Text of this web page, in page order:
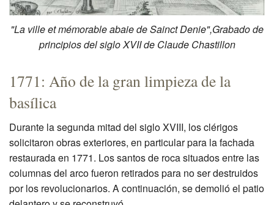
"La ville et mémorable abaie de Sainct Denie",Grabado de
principios del siglo XVII de Claude Chastillon
1771: Año de la gran limpieza de la
basílica
Durante la segunda mitad del siglo XVIII, los clérigos
solicitaron obras exteriores, en particular para la fachada
restaurada en 1771. Los santos de roca situados entre las
columnas del arco fueron retirados para no ser destruidos
por los revolucionarios. A continuación, se demolió el patio